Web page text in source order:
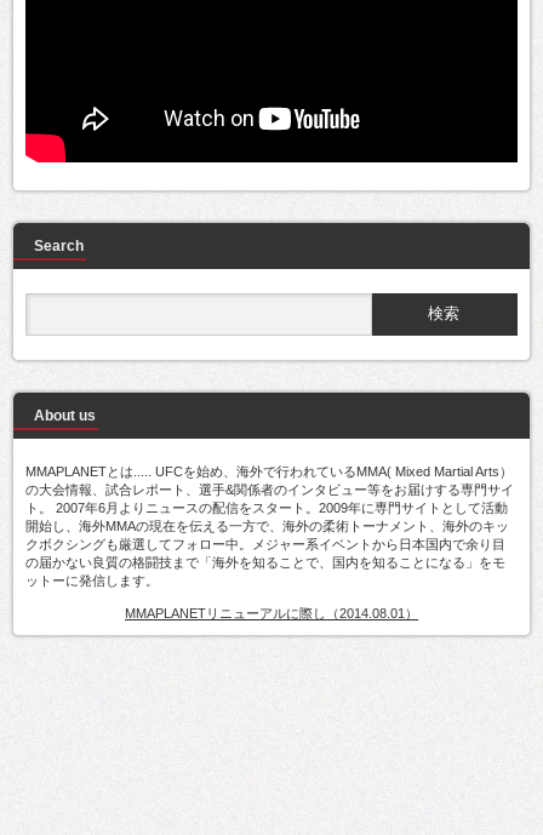
Search
About us
MMAPLANETとは..... UFCを始め、海外で行われているMMA( Mixed Martial Arts）
の大会情報、試合レポート、選手&関係者のインタビュー等をお届けする専門サイ
ト。 2007年6月よりニュースの配信をスタート。2009年に専門サイトとして活動
開始し、海外MMAの現在を伝える一方で、海外の柔術トーナメント、海外のキッ
クボクシングも厳選してフォロー中。メジャー系イベントから日本国内で余り目
の届かない良質の格闘技まで「海外を知ることで、国内を知ることになる」をモ
ットーに発信します。
MMAPLANETリニューアルに際し（2014.08.01）